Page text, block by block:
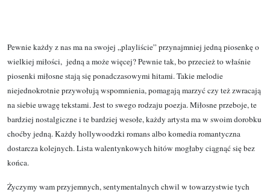
Pewnie każdy z nas ma na swojej „playliście” przynajmniej jedną piosenkę o
wielkiej miłości, jedną a może więcej? Pewnie tak, bo przecież to właśnie
piosenki miłosne stają się ponadczasowymi hitami. Takie melodie
niejednokrotnie przywołują wspomnienia, pomagają marzyć czy też zwracają
na siebie uwagę tekstami. Jest to swego rodzaju poezja. Miłosne przeboje, te
bardziej nostalgiczne i te bardziej wesołe, każdy artysta ma w swoim dorobku
choćby jedną. Każdy hollywoodzki romans albo komedia romantyczna
dostarcza kolejnych. Lista walentynkowych hitów mogłaby ciągnąć się bez
końca.
Życzymy wam przyjemnych, sentymentalnych chwil w towarzystwie tych